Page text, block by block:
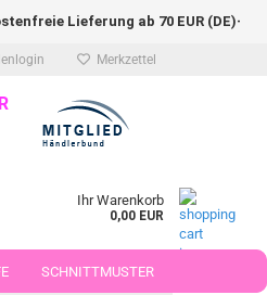
Merkzettel
Lieferung ab 70 EUR (DE)- - -
Ihr Warenkorb
0,00 EUR
SCHNITTMUSTER